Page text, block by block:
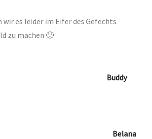
wir es leider im Eifer des Gefechts
zu machen 🙁
Buddy
Belana